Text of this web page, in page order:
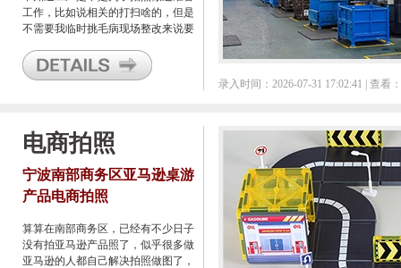
工作，比如说相关的打扫啥的，但是
不需要我临时挑毛病现场整改来说要
得好的角度进行拍照就行，这么好的
天气，光线充足的情况下，连三脚架
录入时间：2026-07-31 17:02:41 | 查看
电商拍照
宁波南部商务区亚马逊桌游
产品电商拍照
算算在南部商务区，已经有不少日子
没有拍亚马逊产品照了，似乎很多做
亚马逊的人都自己解决拍照做图了，